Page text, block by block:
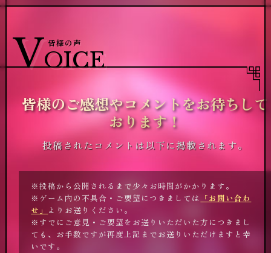
TOP NEWS
ストーリー / 世界観
M OVIE
動画 システム
M INI STORY
VOICE CHART
相性診断
1周年記念
お知らせを受け取る
提供:
皆様の声
VOICE
皆様のご感想やコメントをお待ちして
おります！
皆様のご感想やコメントをお待ちして
おります！
投稿されたコメントは以下に掲載されます。
※投稿から公開されるまで少々お時間がかかります。
※ゲーム内の不具合・ご要望につきましては 「お問い合わ
せ」 よりお送りください。
※すでにご意見・ご要望をお送りいただいた方につきまし
ても、お手数ですが再度上記までお送りいただけますと幸
いです。